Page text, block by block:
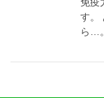
免疫
す。
ら…